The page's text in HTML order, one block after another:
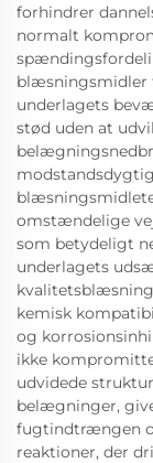
forhindrer
normalt
blæsningsmidler
underlagets
stød uden at
omstændelige
som betydeligt
underlagets
kemisk
og
ikke
udvidede
belægninger,
fugtindtrængen
reaktioner, der